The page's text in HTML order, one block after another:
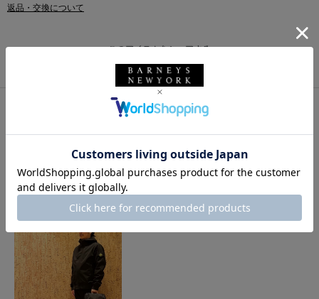
返品・交換について
このアイテムをシェアする
このアイテムを使用したスタイリング